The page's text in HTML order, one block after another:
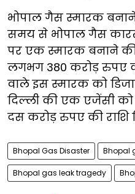
भोपाल गैस स्मारक
समय से भोपाल गैस
पर एक स्मारक बनाने की
लगभग 380 करोड़ रुपए
वाले इस स्मारक को
दिल्ली की एक एजेंसी को
दस करोड़ रुपए की राशि
Bhopal Gas Disaster Bhopal
Bhopal gas leak tragedy